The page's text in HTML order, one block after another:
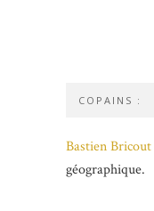
COPAINS :
Bastien Bricout
géographique.